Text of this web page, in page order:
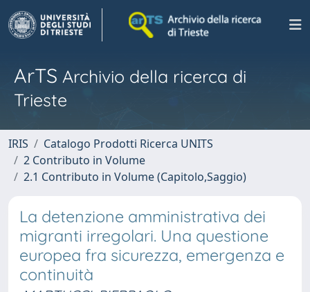
ArTS Archivio della ricerca di
Trieste
IRIS
Catalogo Prodotti Ricerca UNITS
2 Contributo in Volume
2.1 Contributo in Volume (Capitolo,Saggio)
La detenzione amministrativa dei
migranti irregolari. Una questione
europea fra sicurezza, emergenza e
continuità